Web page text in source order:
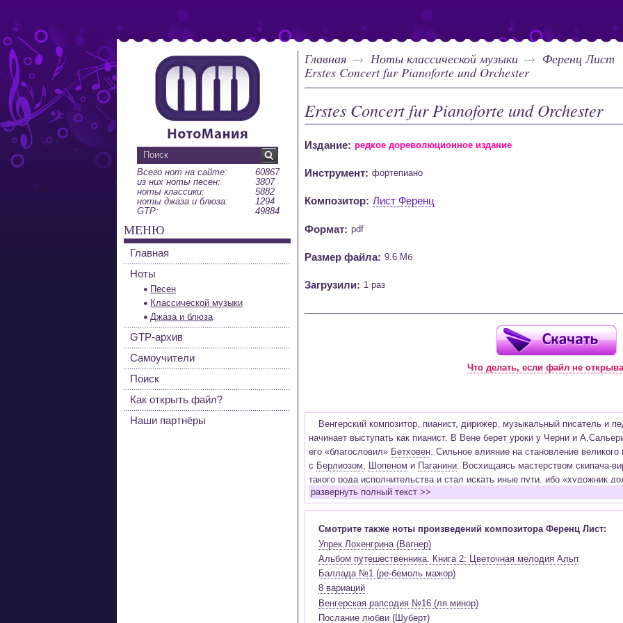
Главная Ноты классической музыки
Ференц Лист
Erstes Concert fur Pianoforte und Orchester
Erstes Concert fur Pianoforte und Orchester
Издание: редкое дореволюционное издание
Инструмент: фортепиано
Композитор: Лист Ференц
Формат: pdf
Размер файла: 9.6 Мб
Загрузили: 1 раз
Что делать, если файл не
Венгерский композитор, пианист, дирижер, музыкальный писатель и
начинает выступать как пианист. В Вене берет уроки у Черни и
его «благословил» Бетховен. Сильное влияние на становление
с Берлиозом, Шопеном и Паганини. Восхищаясь мастерством скипача-
такого рода исполнительства и стал искать иные пути, ибо «художник
стремлениям». Путешествуя по Швейцарии и Италии, под впечатлением
будут переработаны им в «Этюды высшего исполнительского
аббатом католической церкви. В течение 17 лет после этого периода
становится первым пианистом, начавшим играть сольные концерты. Он
огонь из людских сердец». В года, когда репертуар состоял из
пустых виртуозных пьес, Лист играет «фортепианные партитуры»
знакомит мир с увертюрами Вебера и Россини, симфоническими
Шуберта, Шумана, а позднее – с органными произведениями
развернуть полный текст >>
Смотрите также ноты произведений композитора Ференц Лист:
Упрек Лохенгрина (Вагнер)
Альбом путешественника. Книга 2: Цветочная мелодия Альп
Баллада №1 (ре-бемоль мажор)
8 вариаций
Венгерская рапсодия №16 (ля минор)
Послание любви (Шуберт)
Всего нот на сайте:
60867
из них ноты песен:
3807
ноты классики:
5882
ноты джаза и блюза:
1294
GTP:
49884
МЕНЮ
Главная
Ноты
Песен
Классической музыки
Джаза и блюза
GTP-архив
Самоучители
Поиск
Как открыть файл?
Наши партнёры